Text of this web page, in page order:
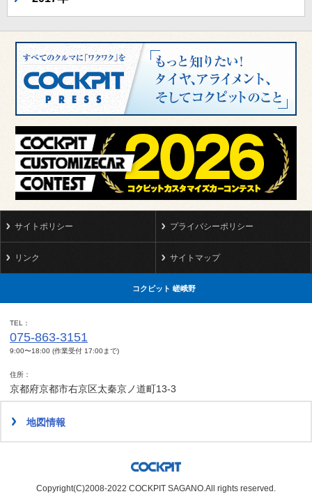
サイトポリシー プライバシーポリシー
リンク サイトマップ
コクピット 嵯峨野
TEL
075-863-3151
9:00〜18:00 (作業受付 17:00まで)
住所
京都府京都市右京区太秦京ノ道町13-3
地図情報
Copyright(C)2008-2022 COCKPIT SAGANO.All rights reserved.